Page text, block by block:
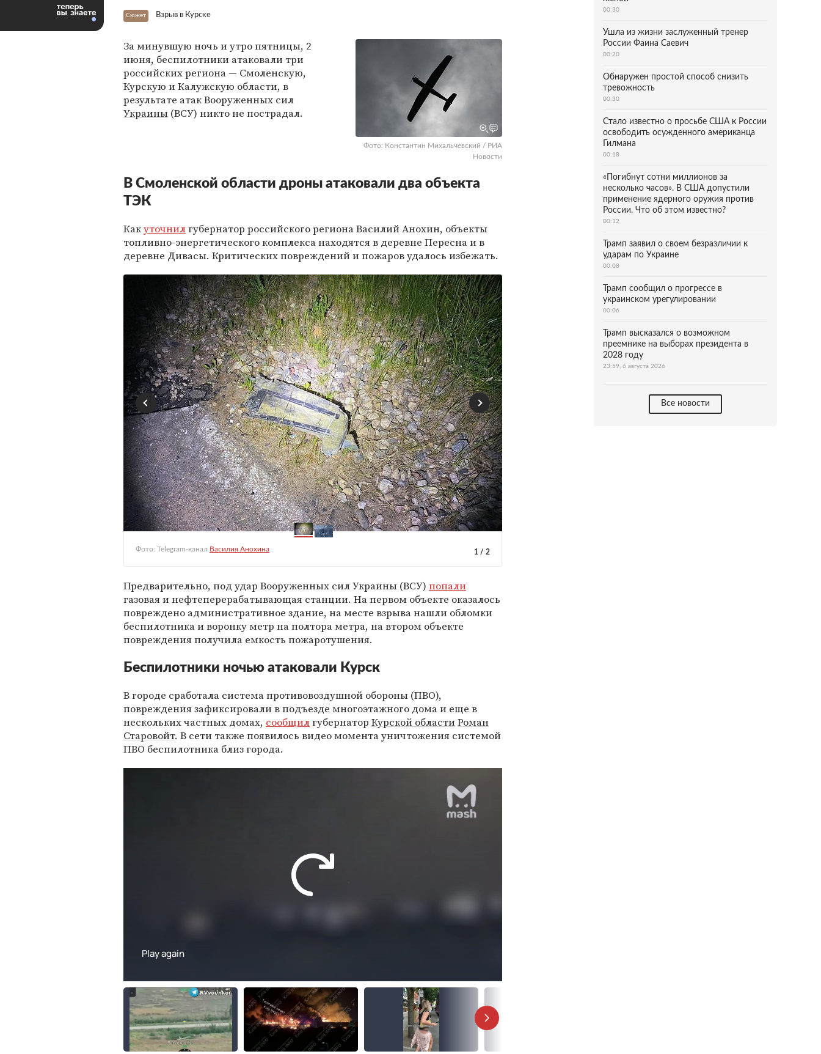
Сюжет Взрыв в Курске
Фото: Константин Михальчевский / РИА
Новости
За минувшую ночь и утро пятницы, 2
июня, беспилотники атаковали три
российских региона — Смоленскую,
Курскую и Калужскую области, в
результате атак Вооруженных сил
Украины (ВСУ) никто не пострадал.
В Смоленской области дроны атаковали два объекта
ТЭК
Какуточнилгубернатор российского региона Василий Анохин, объекты
топливно-энергетического комплекса находятся в деревне Пересна и в
деревне Дивасы. Критических повреждений и пожаров удалось избежать.
1 / 2
Фото: Telegram-канал Василия Анохина
Предварительно, под удар Вооруженных сил Украины (ВСУ) попали
газовая и нефтеперерабатывающая станции. На первом объекте оказалось
повреждено административное здание, на месте взрыва нашли обломки
беспилотника и воронку метр на полтора метра, на втором объекте
повреждения получила емкость пожаротушения.
Беспилотники ночью атаковали Курск
В городе сработала система противовоздушной обороны (ПВО),
повреждения зафиксировали в подъезде многоэтажного дома и еще в
нескольких частных домах, сообщилгубернатор Курской областиРоман
Старовойт. В сети также появилось видео момента уничтожения системой
ПВО беспилотника близ города.
00:30
Ушла из жизни заслуженный тренер
России Фаина Саевич
00:20
Обнаружен простой способ снизить
тревожность
00:30
Стало известно о просьбе США к России
освободить осужденного американца
Гилмана
00:18
«Погибнут сотни миллионов за
несколько часов». В США допустили
применение ядерного оружия против
России. Что об этом известно?
00:12
Трамп заявил о своем безразличии к
ударам по Украине
00:08
Трамп сообщил о прогрессе в
украинском урегулировании
00:06
Трамп высказался о возможном
преемнике на выборах президента в
2028 году
23:59, 6 августа 2026
Все новости